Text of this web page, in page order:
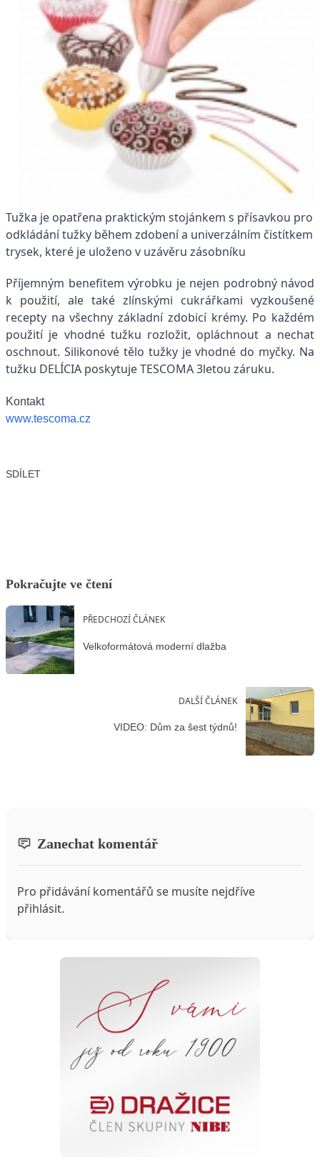
Tužka je opatřena praktickým stojánkem s přísavkou pro
odkládání tužky během zdobení a univerzálním čistítkem
trysek, které je uloženo v uzávěru zásobníku
Příjemným benefitem výrobku je nejen podrobný návod
k použití, ale také zlínskými cukrářkami vyzkoušené
recepty na všechny základní zdobicí krémy. Po každém
použití je vhodné tužku rozložit, opláchnout a nechat
oschnout. Silikonové tělo tužky je vhodné do myčky. Na
tužku DELÍCIA poskytuje TESCOMA 3letou záruku.
Kontakt
www.tescoma.cz
SDÍLET
Pokračujte ve čtení
PŘEDCHOZÍ ČLÁNEK
Velkoformátová moderní dlažba
DALŠÍ ČLÁNEK
VIDEO: Dům za šest týdnů!
Zanechat komentář
Pro přidávání komentářů se musíte nejdříve
přihlásit.